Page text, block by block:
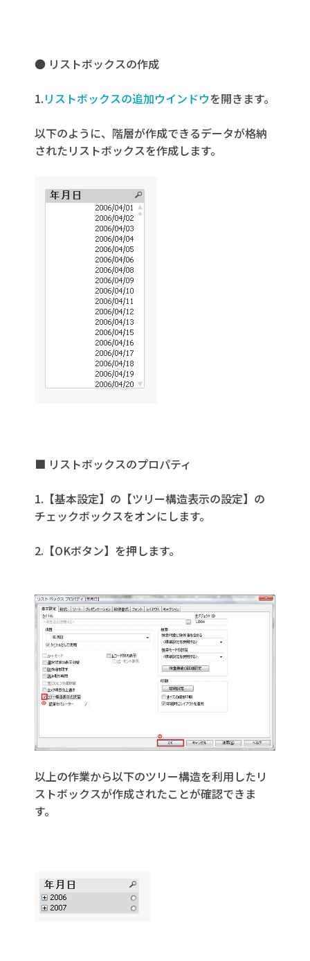
● リストボックスの作成
1.リストボックスの追加ウインドウを開きます。
以下のように、階層が作成できるデータが格納
されたリストボックスを作成します。
■ リストボックスのプロパティ
1.【基本設定】の【ツリー構造表示の設定】の
チェックボックスをオンにします。
2.【OKボタン】を押します。
以上の作業から以下のツリー構造を利用したリ
ストボックスが作成されたことが確認できま
す。